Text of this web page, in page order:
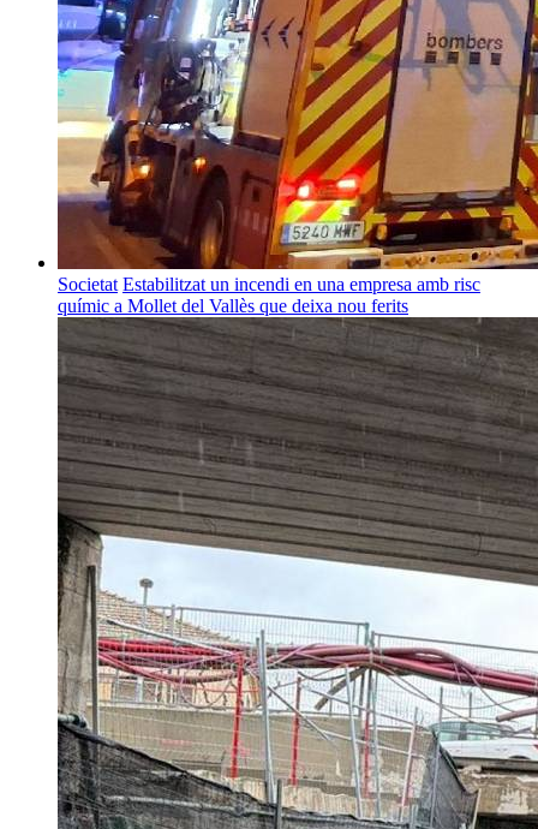
Societat Estabilitzat un incendi en una empresa amb risc
químic a Mollet del Vallès que deixa nou ferits